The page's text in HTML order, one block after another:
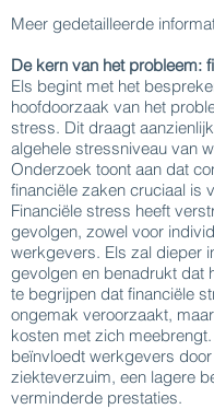
Meer gedetailleerde
De kern van het probleem:
Els begint met het
hoofdoorzaak van het
stress. Dit draagt
algehele stressniveau van
Onderzoek toont aan dat
financiële zaken cruciaal is
Financiële stress heeft
gevolgen, zowel voor
werkgevers. Els zal dieper
gevolgen en benadrukt dat
te begrijpen dat financiële
ongemak veroorzaakt,
kosten met zich
beïnvloedt werkgevers
ziekteverzuim, een lagere
verminderde prestaties.